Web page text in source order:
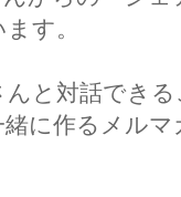
す。
と対話でき
に作るメル